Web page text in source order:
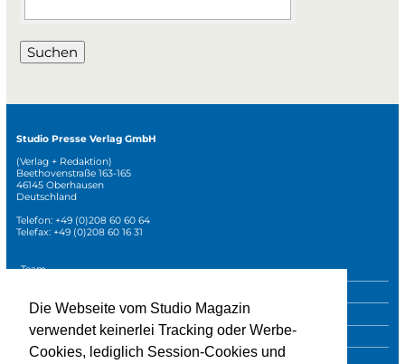
Die Webseite vom Studio Magazin
verwendet keinerlei Tracking oder Werbe-
Cookies, lediglich Session-Cookies und
Suchen
Studio Presse Verlag GmbH
(Verlag + Redaktion)
Beethovenstraße 163-165
46145 Oberhausen
Deutschland
Telefon: +49 (0)208 60 60 64
Telefax: +49 (0)208 60 16 31
Navigation
Team
Sonderpublikationen
Impressum
Datenschutz